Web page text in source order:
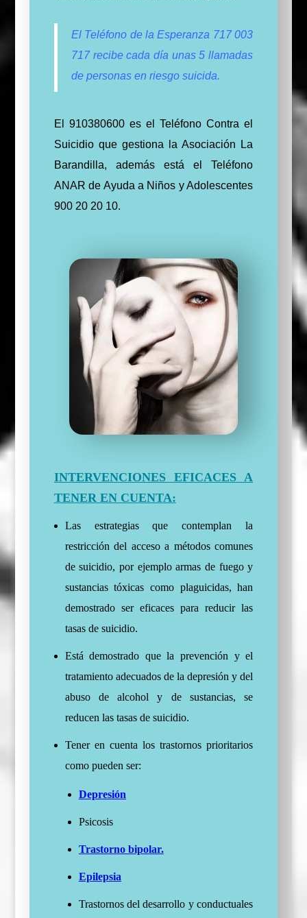
El Teléfono de la Esperanza 717 003
717 recibe cada día unas 5 llamadas
de personas en riesgo suicida.
El 910380600 es el Teléfono Contra el
Suicidio que gestiona la Asociación La
Barandilla, además está el Teléfono
ANAR de Ayuda a Niños y Adolescentes
900 20 20 10.
INTERVENCIONES EFICACES A
TENER EN CUENTA:
Las estrategias que contemplan la
restricción del acceso a métodos comunes
de suicidio, por ejemplo armas de fuego y
sustancias tóxicas como plaguicidas, han
demostrado ser eficaces para reducir las
tasas de suicidio.
Está demostrado que la prevención y el
tratamiento adecuados de la depresión y del
abuso de alcohol y de sustancias, se
reducen las tasas de suicidio.
Tener en cuenta los trastornos prioritarios
como pueden ser:
Depresión
Psicosis
Trastorno bipolar.
Epilepsia
Trastornos del desarrollo y conductuales